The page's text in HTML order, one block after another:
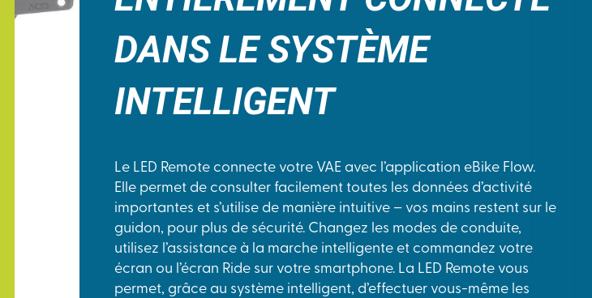
DANS LE SYSTÈME
INTELLIGENT
Le LED Remote connecte votre VAE avec l’application eBike Flow.
Elle permet de consulter facilement toutes les données d’activité
importantes et s’utilise de manière intuitive – vos mains restent sur le
guidon, pour plus de sécurité. Changez les modes de conduite,
utilisez l’assistance à la marche intelligente et commandez votre
écran ou l’écran Ride sur votre smartphone. La LED Remote vous
permet, grâce au système intelligent, d’effectuer vous-même les